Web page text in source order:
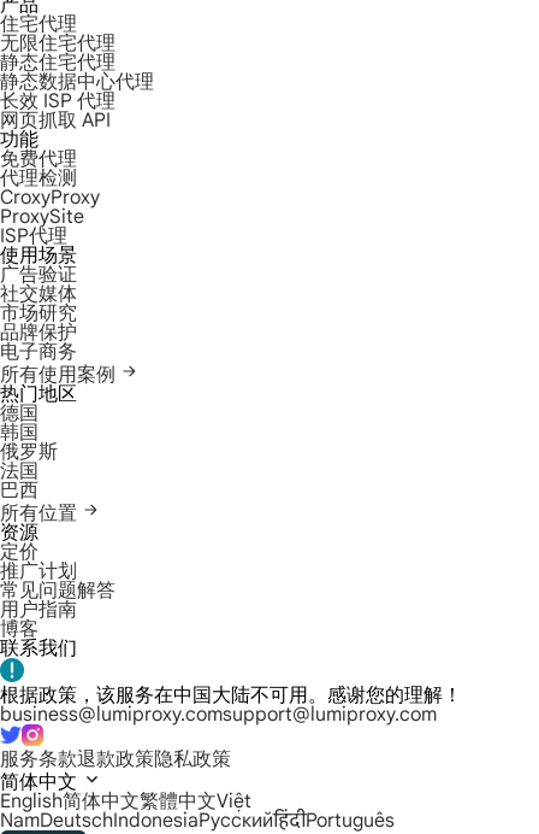
产品
住宅代理
无限住宅代理
静态住宅代理
静态数据中心代理
长效 ISP 代理
网页抓取 API
功能
免费代理
代理检测
CroxyProxy
ProxySite
ISP代理
使用场景
广告验证
社交媒体
市场研究
品牌保护
电子商务
所有使用案例
热门地区
德国
韩国
俄罗斯
法国
巴西
所有位置
资源
定价
推广计划
常见问题解答
用户指南
博客
联系我们
根据政策，该服务在中国大陆不可用。感谢您的理解！
business@lumiproxy.comsupport@lumiproxy.com
服务条款退款政策隐私政策
简体中文
English简体中文繁體中文Việt
NamDeutschIndonesiaРусскийहिंदीPortuguês